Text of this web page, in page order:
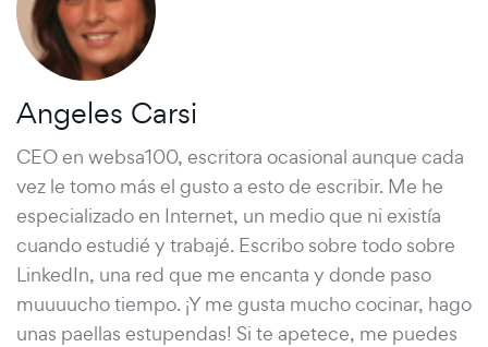
Angeles Carsi
CEO en websa100, escritora ocasional aunque cada
vez le tomo más el gusto a esto de escribir. Me he
especializado en Internet, un medio que ni existía
cuando estudié y trabajé. Escribo sobre todo sobre
LinkedIn, una red que me encanta y donde paso
muuuucho tiempo. ¡Y me gusta mucho cocinar, hago
unas paellas estupendas! Si te apetece, me puedes